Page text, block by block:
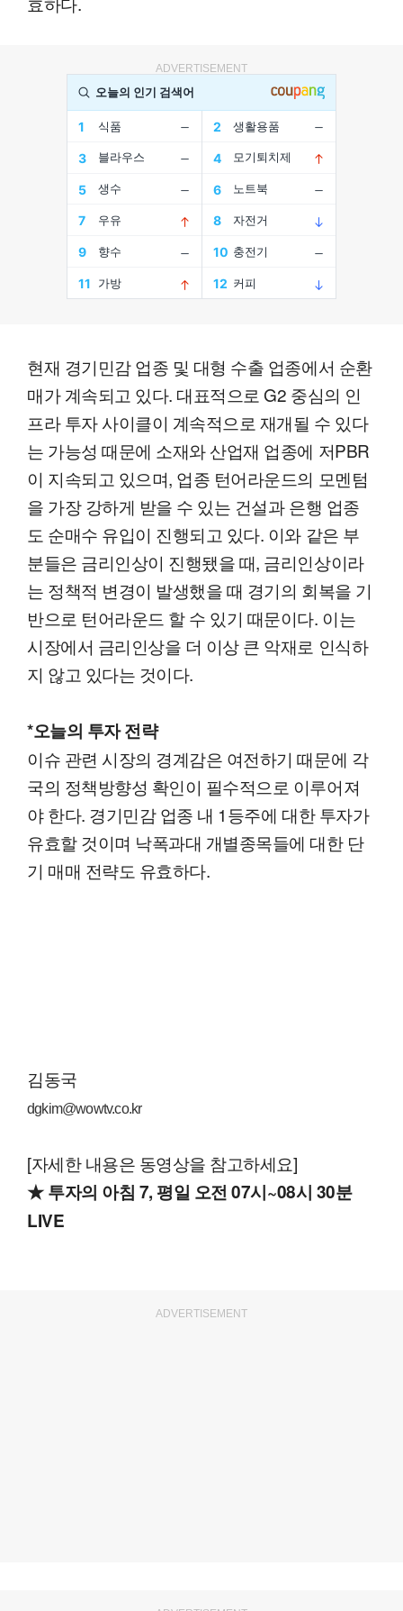
ADVERTISEMENT
현재 경기민감 업종 및 대형 수출 업종에서 순환
매가 계속되고 있다. 대표적으로 G2 중심의 인
프라 투자 사이클이 계속적으로 재개될 수 있다
는 가능성 때문에 소재와 산업재 업종에 저PBR
이 지속되고 있으며, 업종 턴어라운드의 모멘텀
을 가장 강하게 받을 수 있는 건설과 은행 업종
도 순매수 유입이 진행되고 있다. 이와 같은 부
분들은 금리인상이 진행됐을 때, 금리인상이라
는 정책적 변경이 발생했을 때 경기의 회복을 기
반으로 턴어라운드 할 수 있기 때문이다. 이는
시장에서 금리인상을 더 이상 큰 악재로 인식하
지 않고 있다는 것이다.
*오늘의 투자 전략
이슈 관련 시장의 경계감은 여전하기 때문에 각
국의 정책방향성 확인이 필수적으로 이루어져
야 한다. 경기민감 업종 내 1등주에 대한 투자가
유효할 것이며 낙폭과대 개별종목들에 대한 단
기 매매 전략도 유효하다.
김동국
dgkim@wowtv.co.kr
[자세한 내용은 동영상을 참고하세요]
★ 투자의 아침 7, 평일 오전 07시~08시 30분
LIVE
ADVERTISEMENT